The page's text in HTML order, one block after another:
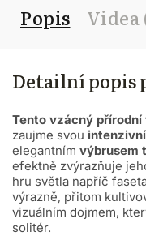
Popis Videa
Detailní popis
Tento vzácný přírodní
zaujme svou
elegantním výbrusem
efektně zvýrazňuje
hru světla napříč
výrazně, přitom
vizuálním dojmem,
solitér.